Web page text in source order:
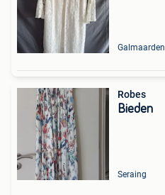
Galmaarden
Robes
Bieden
Seraing